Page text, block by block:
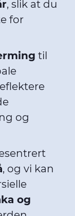
, slik at du
for
til
og
, og vi kan
og